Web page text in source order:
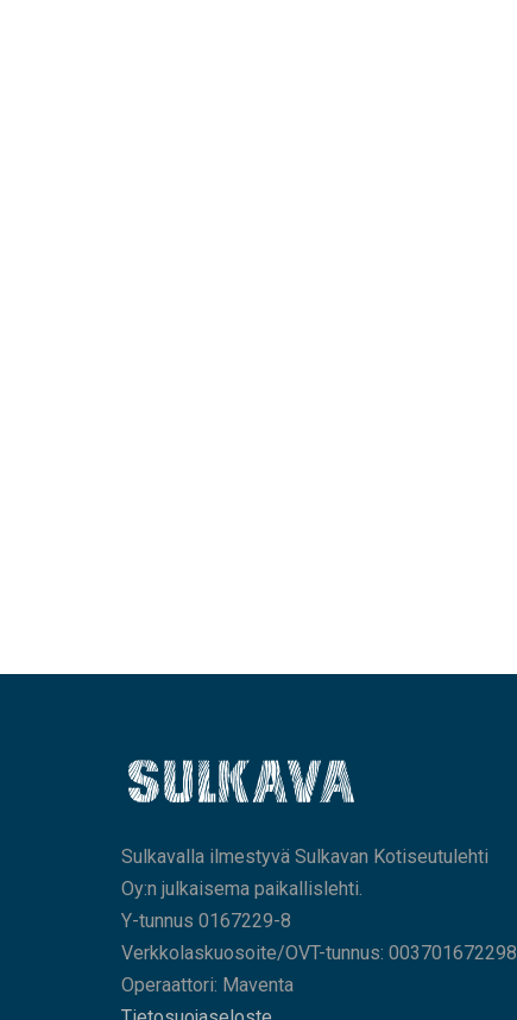
Sulkavalla ilmestyvä Sulkavan Kotiseutulehti
Oy:n julkaisema paikallislehti.
Y-tunnus 0167229-8
Verkkolaskuosoite/OVT-tunnus: 003701672298
Operaattori: Maventa